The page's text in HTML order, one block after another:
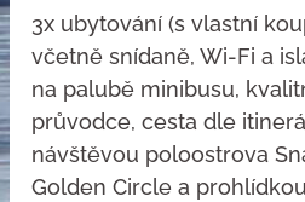
3x ubytování (s vlastní
včetně snídaně, Wi-Fi a
na palubě minibusu,
průvodce, cesta dle
návštěvou poloostrova
Golden Circle a